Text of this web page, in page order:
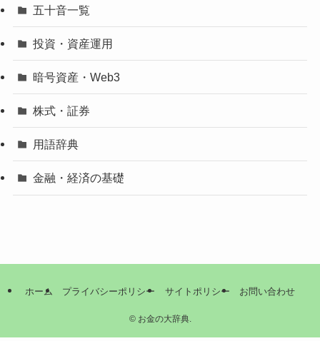
五十音一覧
投資・資産運用
暗号資産・Web3
株式・証券
用語辞典
金融・経済の基礎
ホーム プライバシーポリシー サイトポリシー お問い合わせ
©お金の大辞典.